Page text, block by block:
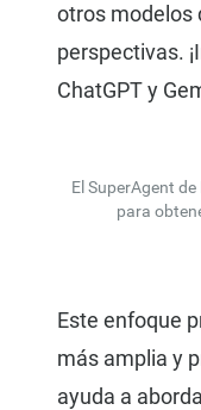
otros modelos
perspectivas.
ChatGPT y
El SuperAgent
para
Este enfoque
más amplia y
ayuda a